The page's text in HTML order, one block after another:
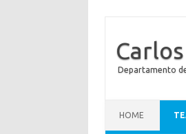
Departamento
HOME